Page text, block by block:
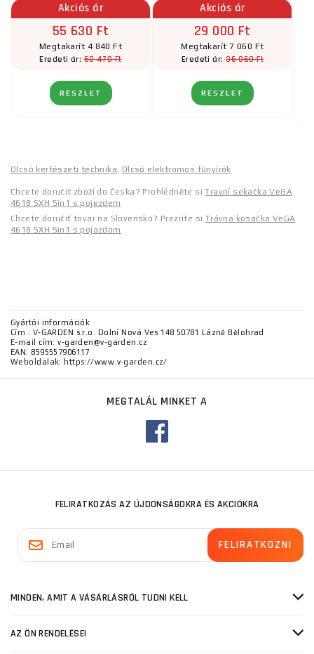
Akciós ár
55 630 Ft
Megtakarít 4 840 Ft
Eredeti ár:60 470 Ft
RÉSZLET
Akciós ár
29 000 Ft
Megtakarít 7 060 Ft
Eredeti ár:36 060 Ft
RÉSZLET
Olcsó kertészeti technika, Olcsó elektromos fűnyírók
Chcete doručit zboží do Česka? Prohlédněte siTravní sekačka VeGA
4618 SXH 5in1 s pojezdem
Chcete doručiť tovar na Slovensko? Prezrite si Trávna kosačka VeGA
4618 SXH 5in1 s pojazdom
Gyártói információk
Cím : V-GARDEN s.r.o. Dolní Nová Ves 148 50781 Lázně Bělohrad
E-mail cím: v-garden@v-garden.cz
EAN: 8595557906117
Weboldalak: https://www.v-garden.cz/
MEGTALÁL MINKET A
FELIRATKOZÁS AZ ÚJDONSÁGOKRA ÉS AKCIÓKRA
MINDEN, AMIT A VÁSÁRLÁSRÓL TUDNI KELL
AZ ÖN RENDELÉSEI